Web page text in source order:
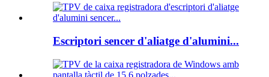
Escriptori sencer d'aliatge d'alumini...